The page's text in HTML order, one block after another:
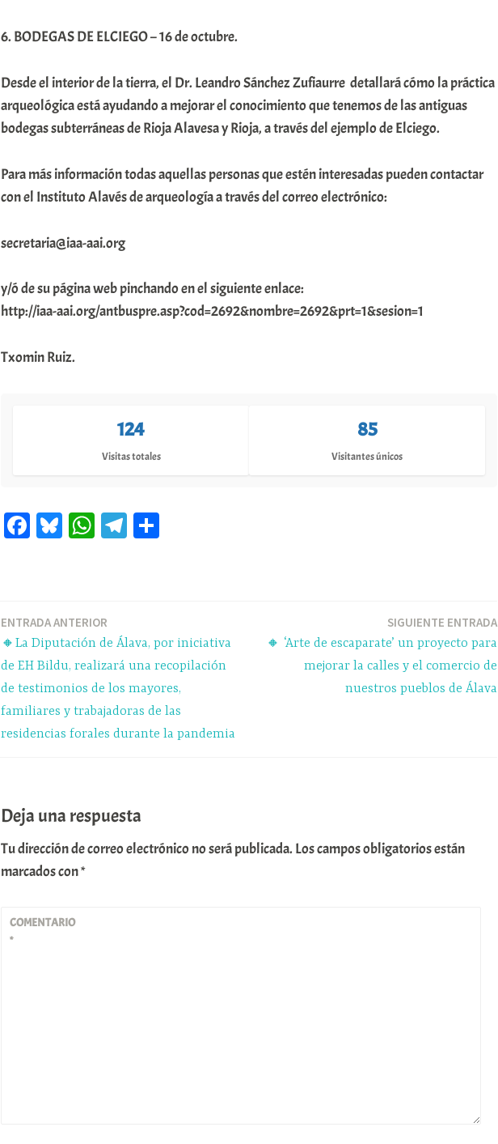
6. BODEGAS DE ELCIEGO – 16 de octubre.
Desde el interior de la tierra, el Dr. Leandro Sánchez Zufiaurre detallará cómo la práctica
arqueológica está ayudando a mejorar el conocimiento que tenemos de las antiguas
bodegas subterráneas de Rioja Alavesa y Rioja, a través del ejemplo de Elciego.
Para más información todas aquellas personas que estén interesadas pueden contactar
con el Instituto Alavés de arqueología a través del correo electrónico:
secretaria@iaa-aai.org
y/ó de su página web pinchando en el siguiente enlace:
http://iaa-aai.org/antbuspre.asp?cod=2692&nombre=2692&prt=1&sesion=1
Txomin Ruiz.
124
Visitas totales
85
Visitantes únicos
Fa Bl W
pp
Te
rti
r
ENTRADA ANTERIOR
🔸La Diputación de Álava, por iniciativa
de EH Bildu, realizará una recopilación
de testimonios de los mayores,
familiares y trabajadoras de las
residencias forales durante la pandemia
SIGUIENTE ENTRADA
🔸 ‘Arte de escaparate’ un proyecto para
mejorar la calles y el comercio de
nuestros pueblos de Álava
Deja una respuesta
Tu dirección de correo electrónico no será publicada. Los campos obligatorios están
marcados con*
COMENTARIO
*